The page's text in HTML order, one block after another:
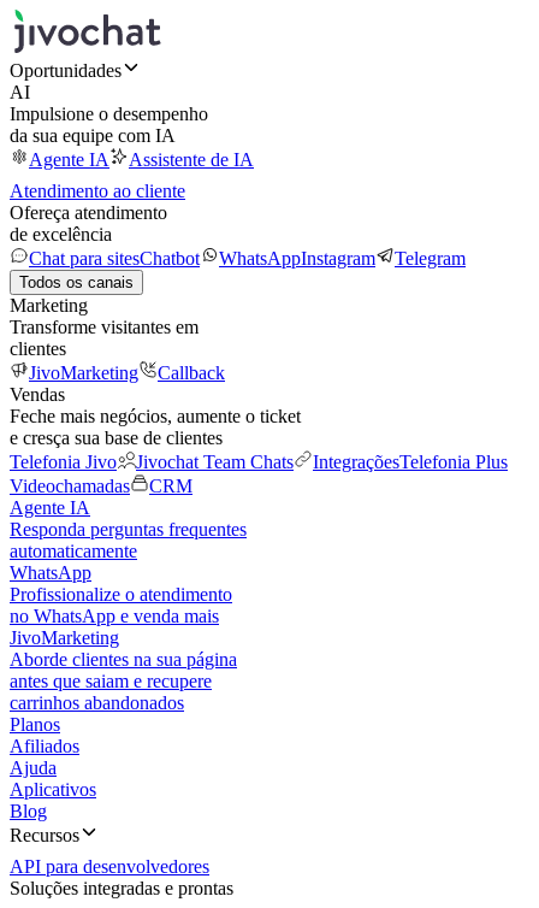
Oportunidades
AI
Impulsione o desempenho
da sua equipe com IA
Agente IA
Assistente de IA
Atendimento ao cliente
Ofereça atendimento
de excelência
Chat para sitesChatbot WhatsAppInstagram Telegram
Todos os canais
Marketing
Transforme visitantes em
clientes
JivoMarketing
Callback
Vendas
Feche mais negócios, aumente o ticket
e cresça sua base de clientes
Telefonia Jivo
Jivochat Team Chats IntegraçõesTelefonia Plus
Videochamadas
CRM
Agente IA
Responda perguntas frequentes
automaticamente
WhatsApp
Profissionalize o atendimento
no WhatsApp e venda mais
JivoMarketing
Aborde clientes na sua página
antes que saiam e recupere
carrinhos abandonados
Planos
Afiliados
Ajuda
Aplicativos
Blog
Recursos
API para desenvolvedores
Soluções integradas e prontas